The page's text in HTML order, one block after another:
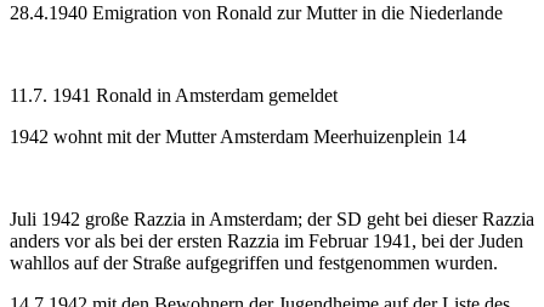
28.4.1940 Emigration von Ronald zur Mutter in die Niederlande
11.7. 1941 Ronald in Amsterdam gemeldet
1942 wohnt mit der Mutter Amsterdam Meerhuizenplein 14
Juli 1942 große Razzia in Amsterdam; der SD geht bei dieser Razzia
anders vor als bei der ersten Razzia im Februar 1941, bei der Juden
wahllos auf der Straße aufgegriffen und festgenommen wurden.